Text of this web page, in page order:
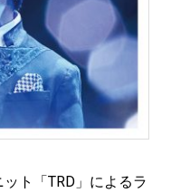
ト「TRD」によるラ